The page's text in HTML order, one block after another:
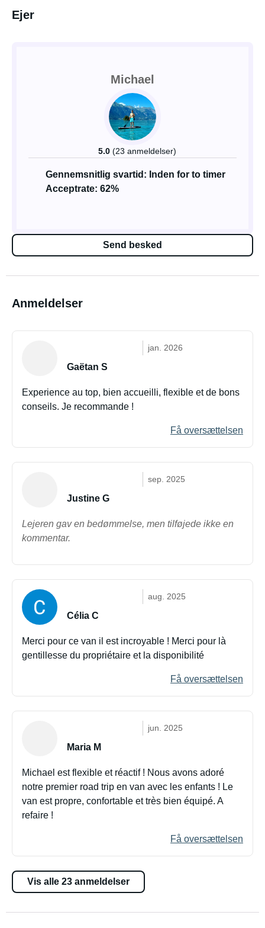
Ejer
Michael
5.0 (23 anmeldelser)
Gennemsnitlig svartid: Inden for to timer
Acceptrate: 62%
Send besked
Anmeldelser
jan. 2026
Gaëtan S
Experience au top, bien accueilli, flexible et de bons
conseils. Je recommande !
Få oversættelsen
sep. 2025
Justine G
Lejeren gav en bedømmelse, men tilføjede ikke en
kommentar.
aug. 2025
Célia C
Merci pour ce van il est incroyable ! Merci pour là
gentillesse du propriétaire et la disponibilité
Få oversættelsen
jun. 2025
Maria M
Michael est flexible et réactif ! Nous avons adoré
notre premier road trip en van avec les enfants ! Le
van est propre, confortable et très bien équipé. A
refaire !
Få oversættelsen
Vis alle 23 anmeldelser